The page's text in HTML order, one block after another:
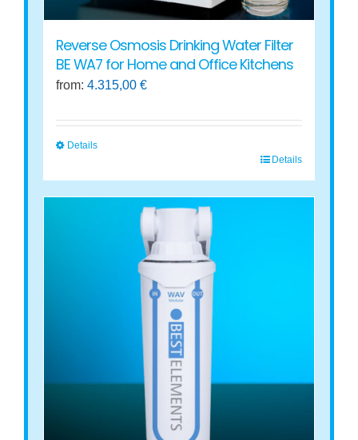
page
Reverse Osmosis Drinking Water Filter
BE WA7 for Home and Office Kitchens
from:4.315,00€
Details
product
on
Details